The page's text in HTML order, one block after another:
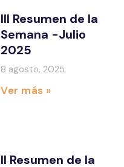
III Resumen de la
Semana -Julio
2025
8 agosto, 2025
Ver más »
II Resumen de la